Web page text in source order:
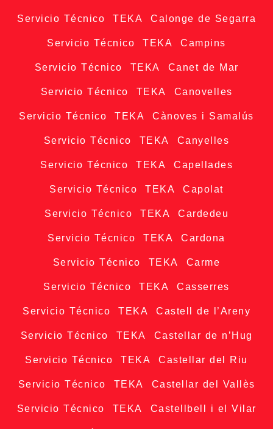
Servicio Técnico TEKA Calonge de Segarra
Servicio Técnico TEKA Campins
Servicio Técnico TEKA Canet de Mar
Servicio Técnico TEKA Canovelles
Servicio Técnico TEKA Cànoves i Samalús
Servicio Técnico TEKA Canyelles
Servicio Técnico TEKA Capellades
Servicio Técnico TEKA Capolat
Servicio Técnico TEKA Cardedeu
Servicio Técnico TEKA Cardona
Servicio Técnico TEKA Carme
Servicio Técnico TEKA Casserres
Servicio Técnico TEKA Castell de l’Areny
Servicio Técnico TEKA Castellar de n’Hug
Servicio Técnico TEKA Castellar del Riu
Servicio Técnico TEKA Castellar del Vallès
Servicio Técnico TEKA Castellbell i el Vilar